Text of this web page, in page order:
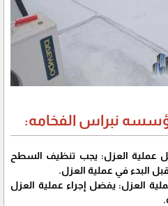
نبراس الفخامه:
عملية العزل: يجب تنظيف السطح
البدء في عملية العزل.
العزل: يفضل إجراء عملية العزل